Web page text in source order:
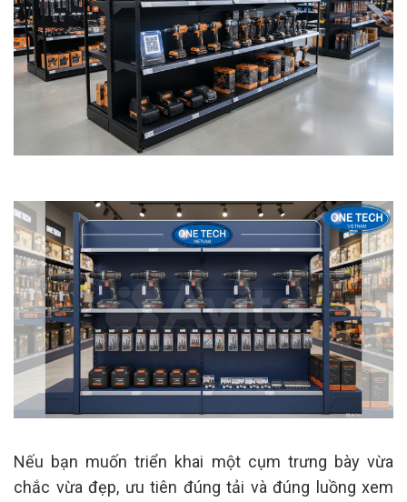
Nếu bạn muốn triển khai một cụm trưng bày vừa
chắc vừa đẹp, ưu tiên đúng tải và đúng luồng xem